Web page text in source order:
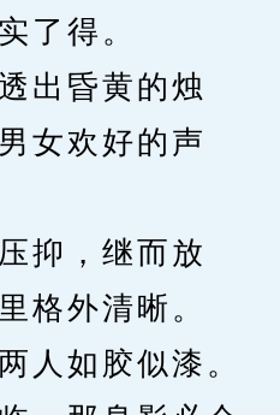
了得。
昏黄的烛
女欢好的声
，继而放
格外清晰。
如胶似漆。